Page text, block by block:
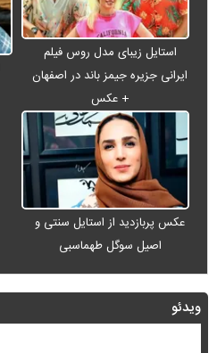
استایل زیبای مدل روس فیلم
ایرانی جزیره جیمز باند در اصفهان
+ عکس
عکس پربازدید از استایل سنتی و
اصیل سوگل طهماسبی
ویدئو